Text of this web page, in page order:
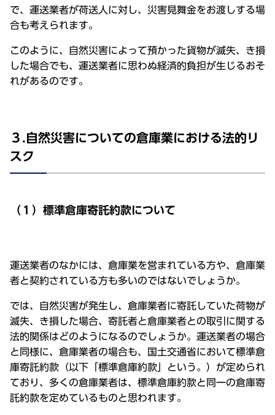
で、運送業者が荷送人に対し、災害見舞金をお渡しする場
合も考えられます。
このように、自然災害によって預かった貨物が滅失、き損
した場合でも、運送業者に思わぬ経済的負担が生じるおそ
れがあるのです。
３.自然災害についての倉庫業における法的リ
スク
（１）標準倉庫寄託約款について
運送業者のなかには、倉庫業を営まれている方や、倉庫業
者と契約されている方も多いのではないでしょうか。
では、自然災害が発生し、倉庫業者に寄託していた荷物が
滅失、き損した場合、寄託者と倉庫業者との取引に関する
法的関係はどのようになるのでしょうか。運送業者の場合
と同様に、倉庫業者の場合も、国土交通省において標準倉
庫寄託約款（以下「標準倉庫約款」という。）が定められ
ており、多くの倉庫業者は、標準倉庫約款と同一の倉庫寄
託約款を定めているものと思われます。